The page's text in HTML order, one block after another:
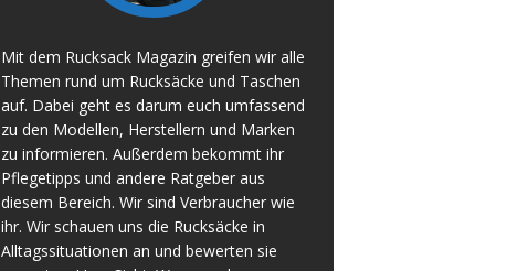
Mit dem Rucksack Magazin greifen wir alle
Themen rund um Rucksäcke und Taschen
auf. Dabei geht es darum euch umfassend
zu den Modellen, Herstellern und Marken
zu informieren. Außerdem bekommt ihr
Pflegetipps und andere Ratgeber aus
diesem Bereich. Wir sind Verbraucher wie
ihr. Wir schauen uns die Rucksäcke in
Alltagssituationen an und bewerten sie